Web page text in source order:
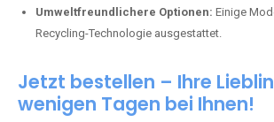
Umweltfreundlichere Optionen: Einige
Recycling-Technologie ausgestattet.
Jetzt bestellen – Ihre
wenigen Tagen bei Ihnen!